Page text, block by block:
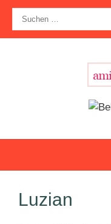
Zum
Inhalt
springen
nach:
Luzian